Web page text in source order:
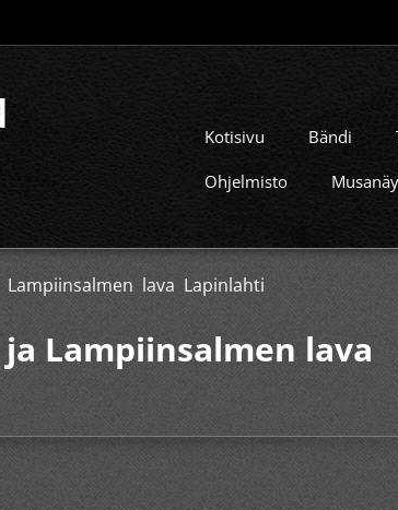
Kotisivu Bändi
Ohjelmisto
lava Lapinlahti
Lampiinsalmen lava